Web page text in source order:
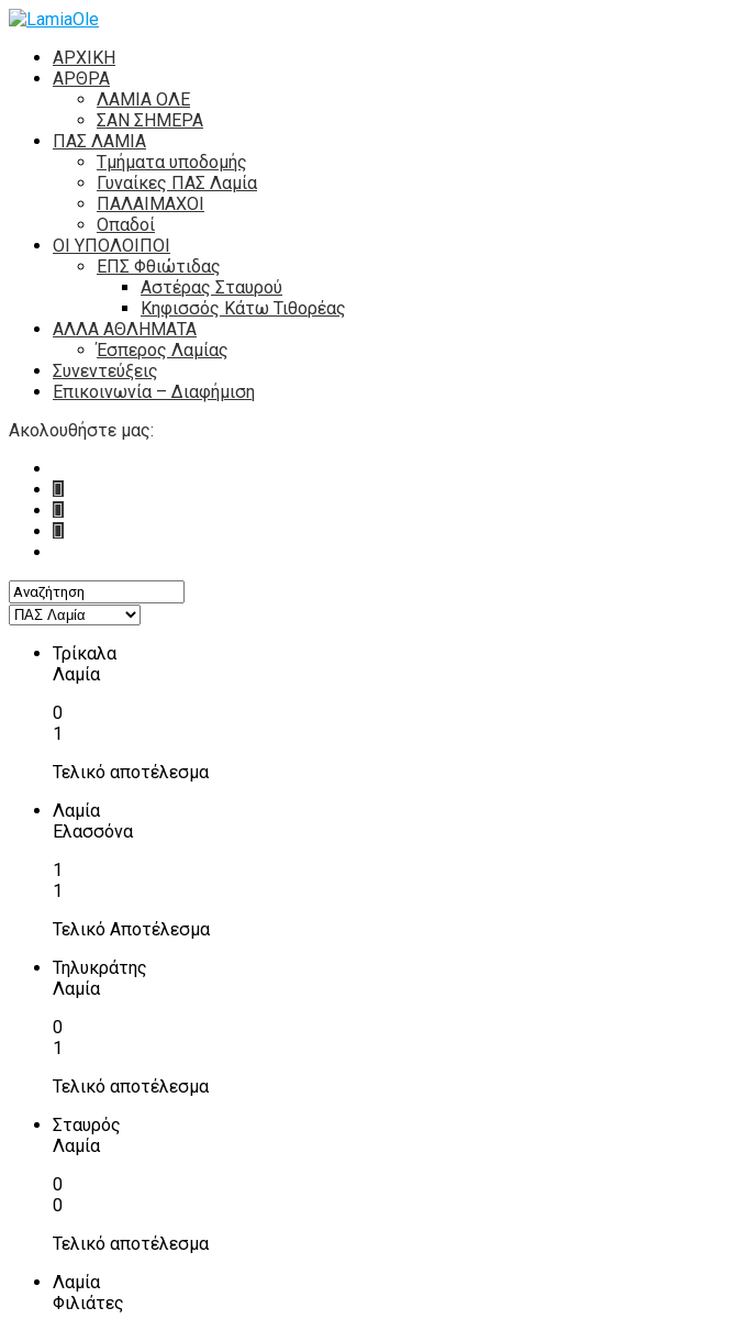
ΑΡΧΙΚΗ
ΑΡΘΡΑ
ΛΑΜΙΑ ΟΛΕ
ΣΑΝ ΣΗΜΕΡΑ
ΠΑΣ ΛΑΜΙΑ
Τμήματα υποδομής
Γυναίκες ΠΑΣ Λαμία
ΠΑΛΑΙΜΑΧΟΙ
Οπαδοί
ΟΙ ΥΠΟΛΟΙΠΟΙ
ΕΠΣ Φθιώτιδας
Αστέρας Σταυρού
Κηφισσός Κάτω Τιθορέας
ΑΛΛΑ ΑΘΛΗΜΑΤΑ
Έσπερος Λαμίας
Συνεντεύξεις
Επικοινωνία – Διαφήμιση
Ακολουθήστε μας:
Τρίκαλα
Λαμία
0
1
Τελικό αποτέλεσμα
Λαμία
Ελασσόνα
1
1
Τελικό Αποτέλεσμα
Τηλυκράτης
Λαμία
0
1
Τελικό αποτέλεσμα
Σταυρός
Λαμία
0
0
Τελικό αποτέλεσμα
Λαμία
Φιλιάτες